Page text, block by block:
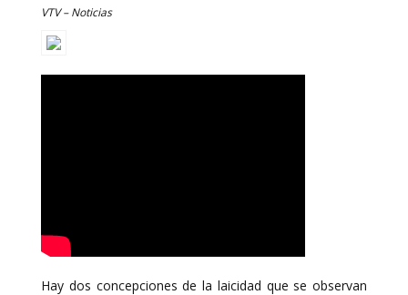
VTV – Noticias
Hay dos concepciones de la laicidad que se observan